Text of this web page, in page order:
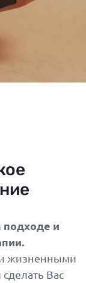
подходе и
жизненными
Вас